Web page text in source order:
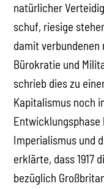
natürlicher
schuf, riesige
damit
Bürokratie und
schrieb dies zu
Kapitalismus noch
Imperialismus und
erklärte, dass 1917
bezüglich